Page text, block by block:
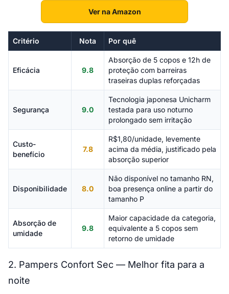
Ver na Amazon
Critério Nota Por quê
Eficácia 9.8
Absorção de 5 copos e 12h de
proteção com barreiras
traseiras duplas reforçadas
Segurança 9.0
Tecnologia japonesa Unicharm
testada para uso noturno
prolongado sem irritação
Custo-
benefício
7.8
R$1,80/unidade, levemente
acima da média, justificado pela
absorção superior
Disponibilidade 8.0
Não disponível no tamanho RN,
boa presença online a partir do
tamanho P
Absorção de
umidade
9.8
Maior capacidade da categoria,
equivalente a 5 copos sem
retorno de umidade
2. Pampers Confort Sec — Melhor fita para a
noite